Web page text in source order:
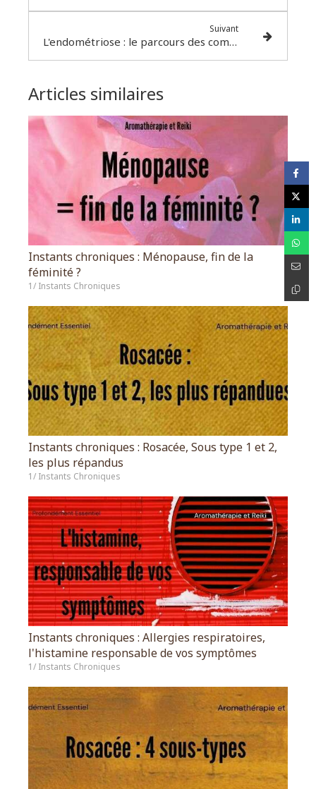
Suivant
L'endométriose : le parcours des combattantes
Articles similaires
Instants chroniques : Ménopause, fin de la
féminité ?
1/ Instants Chroniques
Instants chroniques : Rosacée, Sous type 1 et 2,
les plus répandus
1/ Instants Chroniques
Instants chroniques : Allergies respiratoires,
l'histamine responsable de vos symptômes
1/ Instants Chroniques